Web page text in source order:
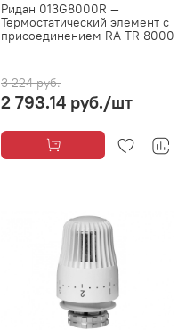
Ридан 013G8000R —
Термостатический элемент с
присоединением RA TR 8000
3 224 руб.
2 793.14 руб./шт